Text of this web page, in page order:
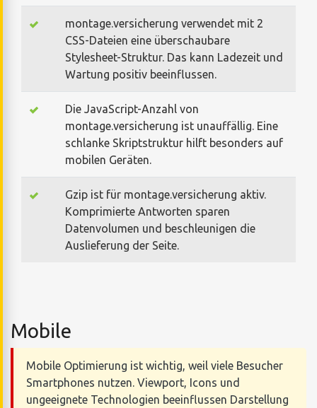
montage.versicherung verwendet mit 2
CSS-Dateien eine überschaubare
Stylesheet-Struktur. Das kann Ladezeit und
Wartung positiv beeinflussen.
Die JavaScript-Anzahl von
montage.versicherung ist unauffällig. Eine
schlanke Skriptstruktur hilft besonders auf
mobilen Geräten.
Gzip ist für montage.versicherung aktiv.
Komprimierte Antworten sparen
Datenvolumen und beschleunigen die
Auslieferung der Seite.
Mobile
Mobile Optimierung ist wichtig, weil viele Besucher
Smartphones nutzen. Viewport, Icons und
ungeeignete Technologien beeinflussen Darstellung